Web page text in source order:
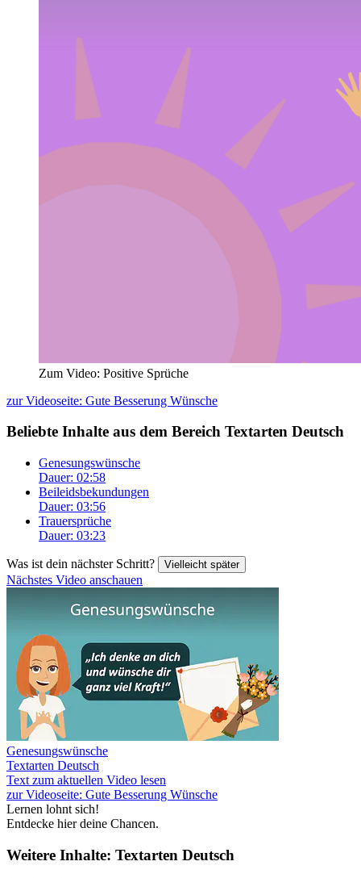
Zum Video: Positive Sprüche
zur Videoseite: Gute Besserung Wünsche
Beliebte Inhalte aus dem Bereich Textarten Deutsch
Genesungswünsche
Dauer: 02:58
Beileidsbekundungen
Dauer: 03:56
Trauersprüche
Dauer: 03:23
Was ist dein nächster Schritt? Vielleicht später
Nächstes Video anschauen
Genesungswünsche
Textarten Deutsch
Text zum aktuellen Video lesen
zur Videoseite: Gute Besserung Wünsche
Lernen lohnt sich!
Entdecke hier deine Chancen.
Weitere Inhalte: Textarten Deutsch